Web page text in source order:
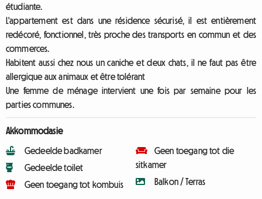
étudiante.
L'appartement est dans une résidence sécurisé, il est entièrement
redécoré, fonctionnel, très proche des transports en commun et des
commerces.
Habitent aussi chez nous un caniche et deux chats, il ne faut pas être
allergique aux animaux et être tolérant
Une femme de ménage intervient une fois par semaine pour les
parties communes.
Akkommodasie
Gedeelde badkamer
Gedeelde toilet
Geen toegang tot kombuis
Geen toegang tot die
sitkamer
Balkon / Terras